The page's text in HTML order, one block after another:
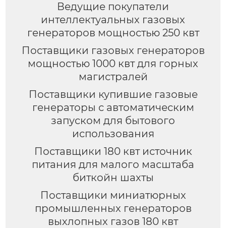
Ведущие покупатели
интеллектуальных газовых
генераторов мощностью 250 квт
Поставщики газовых генераторов
мощностью 1000 квт для горных
магистралей
Поставщики купившие газовые
генераторы с автоматическим
запуском для бытового
использования
Поставщики 180 квт источник
питания для малого масштаба
биткойн шахты
Поставщики миниатюрных
промышленных генераторов
выхлопных газов 180 квт